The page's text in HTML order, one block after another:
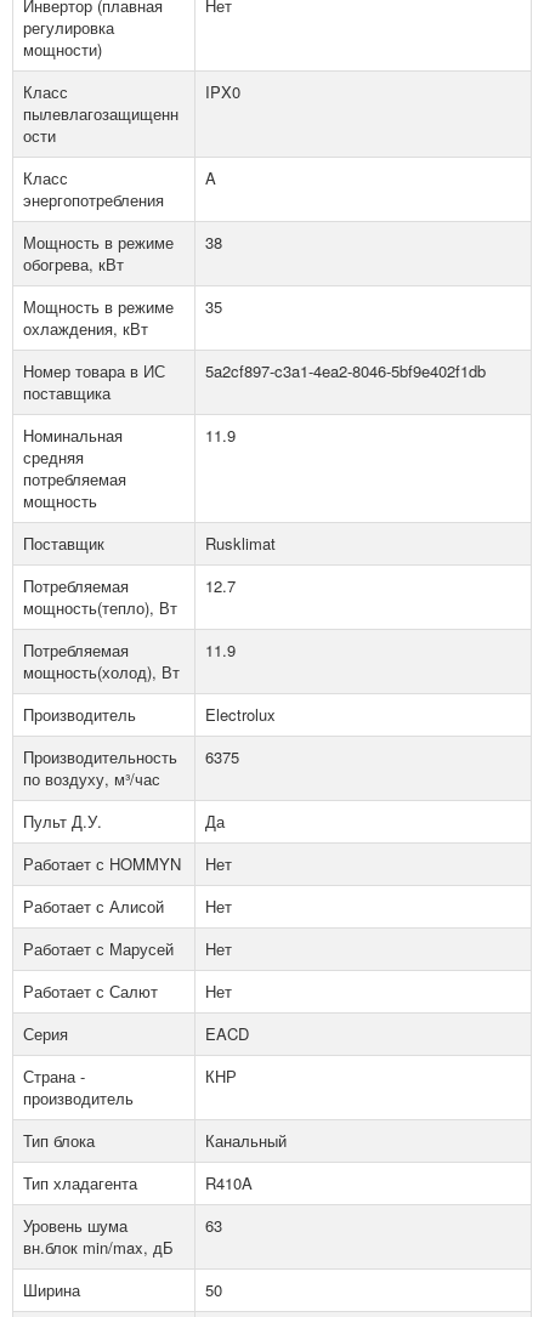
Инвертор (плавная
регулировка
мощности)
Нет
Класс
пылевлагозащищенн
ости
IPX0
Класс
энергопотребления
A
Мощность в режиме
обогрева, кВт
38
Мощность в режиме
охлаждения, кВт
35
Номер товара в ИС
поставщика
5a2cf897-c3a1-4ea2-8046-5bf9e402f1db
Номинальная
средняя
потребляемая
мощность
11.9
Поставщик
Rusklimat
Потребляемая
мощность(тепло), Вт
12.7
Потребляемая
мощность(холод), Вт
11.9
Производитель
Electrolux
Производительность
по воздуху, м³/час
6375
Пульт Д.У.
Да
Работает с HOMMYN
Нет
Работает с Алисой
Нет
Работает с Марусей
Нет
Работает с Салют
Нет
Серия
EACD
Страна -
производитель
КНР
Тип блока
Канальный
Тип хладагента
R410A
Уровень шума
вн.блок min/max, дБ
63
Ширина
50